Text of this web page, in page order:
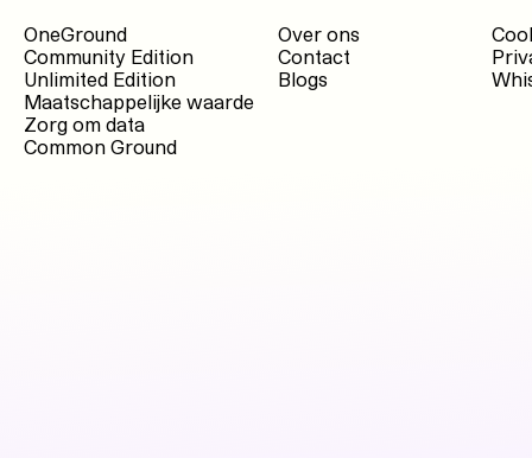
Over ons
Contact
Blogs
OneGround
Community Edition
Unlimited Edition
Maatschappelijke waarde
Zorg om data
Common Ground